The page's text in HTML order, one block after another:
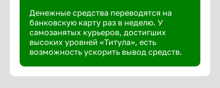
Денежные средства переводятся на
банковскую карту раз в неделю. У
самозанятых курьеров, достигших
высоких уровней «Титула», есть
возможность ускорить вывод средств.